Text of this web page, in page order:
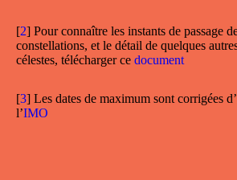
[2] Pour connaître les instants de passage
constellations, et le détail de quelques
célestes, télécharger ce document
[3] Les dates de maximum sont corrigées
l’IMO